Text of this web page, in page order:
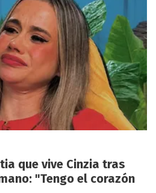
que vive Cinzia tras
"Tengo el corazón